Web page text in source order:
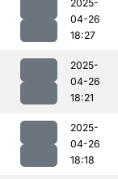
2025-
04-26
18:27
2025-
04-26
18:21
2025-
04-26
18:18